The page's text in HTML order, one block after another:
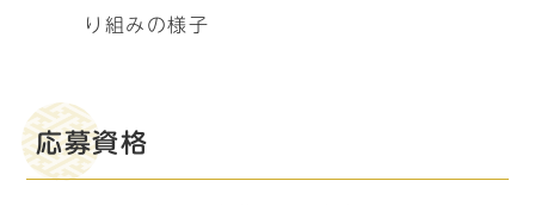
り組みの様子
応募資格